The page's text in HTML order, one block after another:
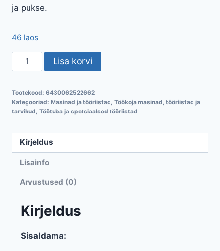
ja pukse.
46 laos
Laagri
vahetuskomplekt
osaline
kogus
Lisa korvi
Tootekood: 6430062522662
Kategooriad: Masinad ja tööriistad Töökoja masinad, tööriistad ja
tarvikud Töötuba ja spetsiaalsed tööriistad
Kirjeldus
Lisainfo
Arvustused (0)
Kirjeldus
Sisaldama: